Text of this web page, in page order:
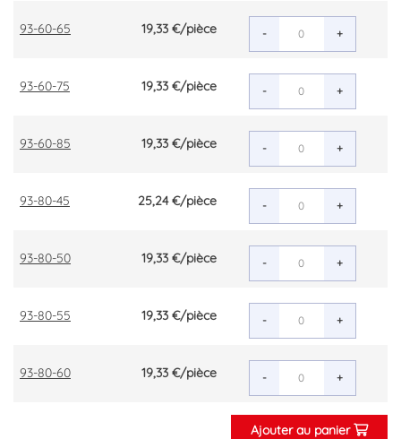
93-60-65 19,33 €/pièce - +
93-60-75 19,33 €/pièce - +
93-60-85 19,33 €/pièce - +
93-80-45 25,24 €/pièce - +
93-80-50 19,33 €/pièce - +
93-80-55 19,33 €/pièce - +
93-80-60 19,33 €/pièce - +
Ajouter au panier